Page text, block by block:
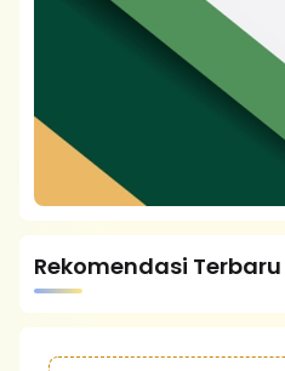
Rekomendasi Terbaru